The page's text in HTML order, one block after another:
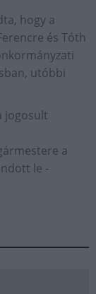
hogy a
és Tóth
utóbbi
jogosult
a
le -